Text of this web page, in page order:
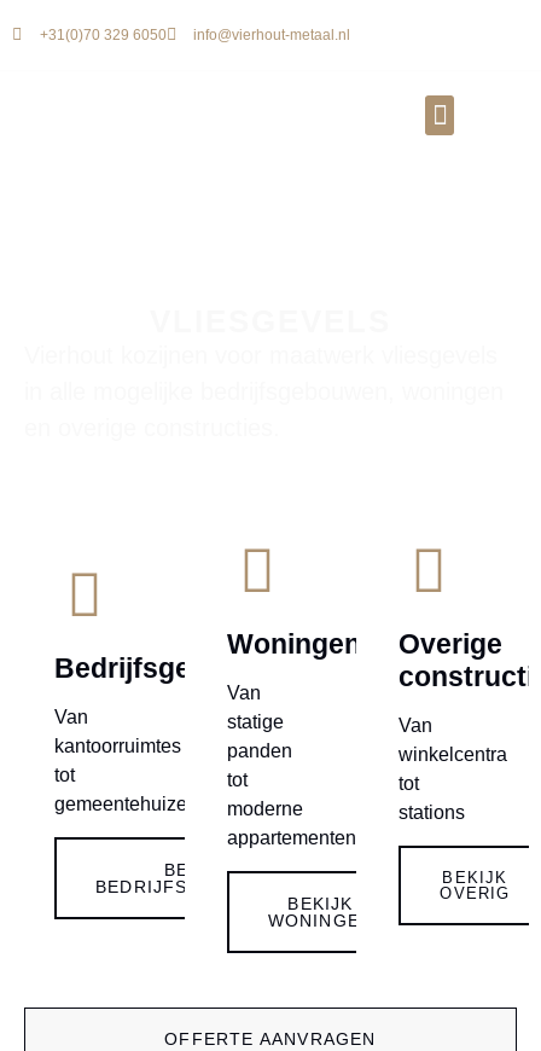
+31(0)70 329 6050 info@vierhout-metaal.nl
Bedrijfsgebouwen
Van
kantoorruimtes
tot
gemeentehuizen
BEKIJK
BEDRIJFSGEBOUWEN
Woningen
Van
statige
panden
tot
moderne
appartementen
BEKIJK
WONINGEN
Overige
Van
winkelcentra
tot
stations
BEKIJK
OVERIG
OFFERTE AANVRAGEN